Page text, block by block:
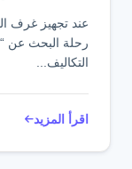
عند تجهيز غرف
التكاليف...
اقرأ المزيد